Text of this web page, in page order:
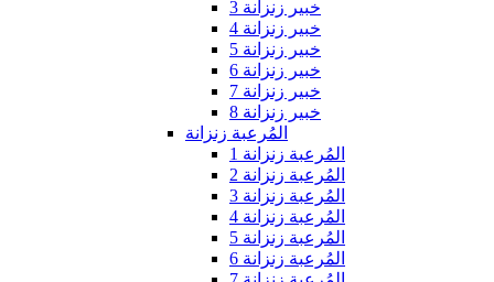
خبير زنزانة 3
خبير زنزانة 4
خبير زنزانة 5
خبير زنزانة 6
خبير زنزانة 7
خبير زنزانة 8
المُرعبة زنزانة
المُرعبة زنزانة 1
المُرعبة زنزانة 2
المُرعبة زنزانة 3
المُرعبة زنزانة 4
المُرعبة زنزانة 5
المُرعبة زنزانة 6